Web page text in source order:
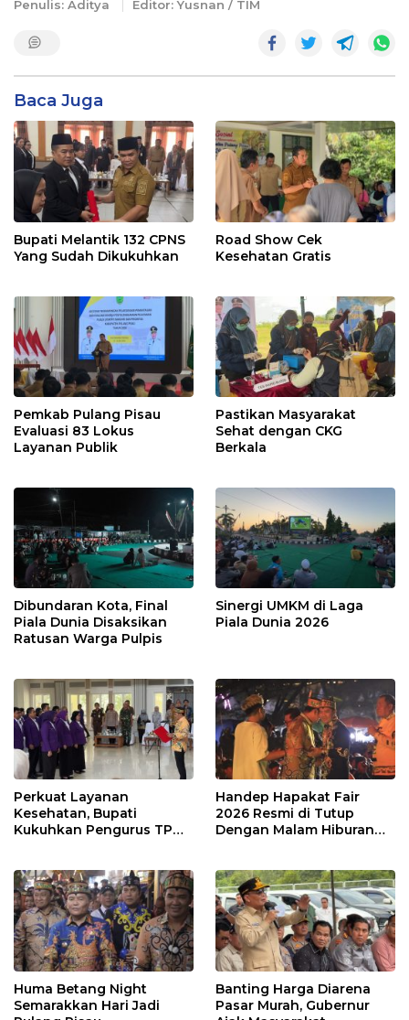
Penulis: Aditya Editor: Yusnan / TIM
Baca Juga
Bupati Melantik 132 CPNS
Yang Sudah Dikukuhkan
Road Show Cek
Kesehatan Gratis
Pemkab Pulang Pisau
Evaluasi 83 Lokus
Layanan Publik
Pastikan Masyarakat
Sehat dengan CKG
Berkala
Dibundaran Kota, Final
Piala Dunia Disaksikan
Ratusan Warga Pulpis
Sinergi UMKM di Laga
Piala Dunia 2026
Perkuat Layanan
Kesehatan, Bupati
Kukuhkan Pengurus TP
Handep Hapakat Fair
2026 Resmi di Tutup
Dengan Malam Hiburan
Huma Betang Night
Semarakkan Hari Jadi
Banting Harga Diarena
Pasar Murah, Gubernur